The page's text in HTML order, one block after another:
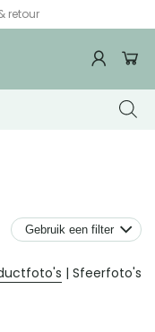
retour
| Sfeerfoto's
Gebruik een filter